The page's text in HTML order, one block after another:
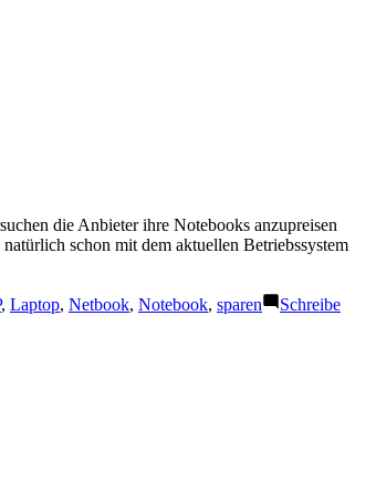
die Anbieter ihre Notebooks anzupreisen
schon mit dem aktuellen Betriebssystem
, Laptop, Netbook, Notebook, sparen
Schreibe